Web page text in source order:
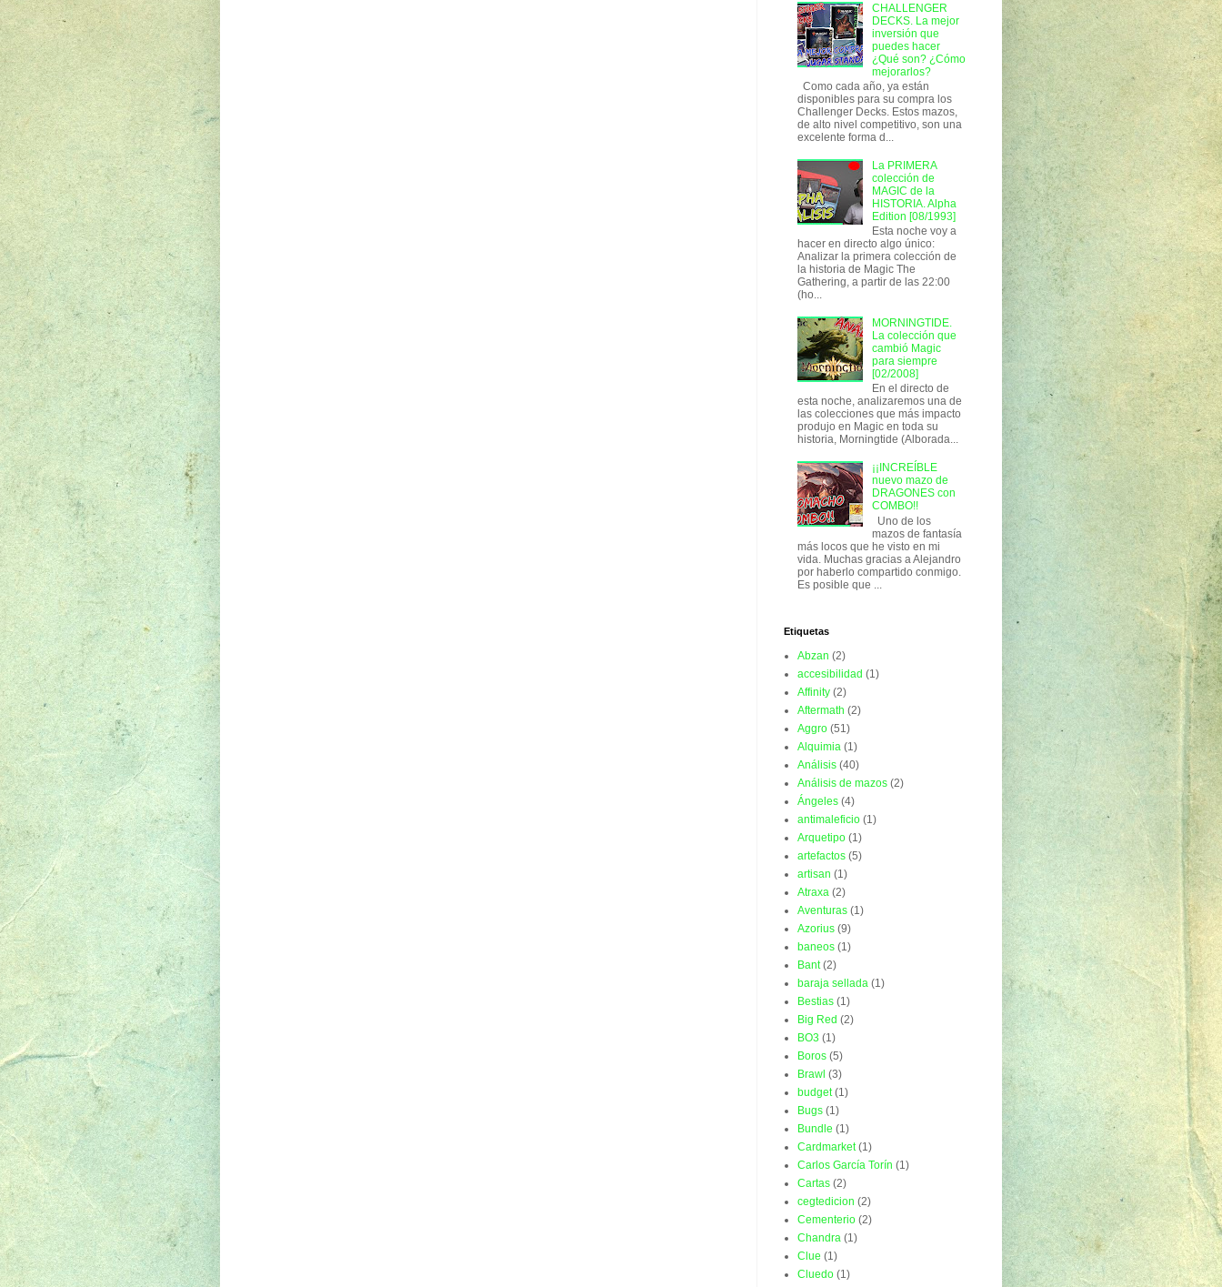
CHALLENGER
DECKS. La mejor
inversión que
puedes hacer
¿Qué son? ¿Cómo
mejorarlos?
Como cada año, ya están
disponibles para su compra los
Challenger Decks. Estos mazos,
de alto nivel competitivo, son una
excelente forma d...
La PRIMERA
colección de
MAGIC de la
HISTORIA. Alpha
Edition [08/1993]
Esta noche voy a
hacer en directo algo único:
Analizar la primera colección de
la historia de Magic The
Gathering, a partir de las 22:00
(ho...
MORNINGTIDE.
La colección que
cambió Magic
para siempre
[02/2008]
En el directo de
esta noche, analizaremos una de
las colecciones que más impacto
produjo en Magic en toda su
historia, Morningtide (Alborada...
¡¡INCREÍBLE
nuevo mazo de
DRAGONES con
COMBO!!
Uno de los
mazos de fantasía
más locos que he visto en mi
vida. Muchas gracias a Alejandro
por haberlo compartido conmigo.
Es posible que ...
Etiquetas
Abzan (2)
accesibilidad (1)
Affinity (2)
Aftermath (2)
Aggro (51)
Alquimia (1)
Análisis (40)
Análisis de mazos (2)
Ángeles (4)
antimaleficio (1)
Arquetipo (1)
artefactos (5)
artisan (1)
Atraxa (2)
Aventuras (1)
Azorius (9)
baneos (1)
Bant (2)
baraja sellada (1)
Bestias (1)
Big Red (2)
BO3 (1)
Boros (5)
Brawl (3)
budget (1)
Bugs (1)
Bundle (1)
Cardmarket (1)
Carlos García Torín (1)
Cartas (2)
cegtedicion (2)
Cementerio (2)
Chandra (1)
Clue (1)
Cluedo (1)